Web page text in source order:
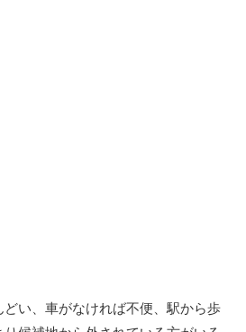
い、車がなければ不便、駅から歩